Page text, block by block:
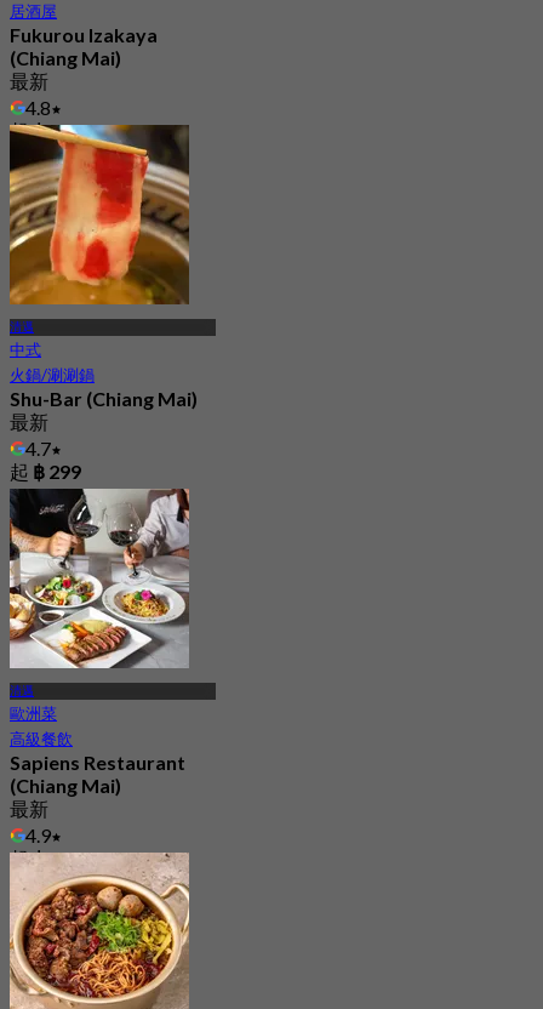
居酒屋
Fukurou Izakaya
(Chiang Mai)
最新
4.8
起฿ 250
清邁
中式
火鍋/涮涮鍋
Shu-Bar (Chiang Mai)
最新
4.7
起 ฿ 299
清邁
歐洲菜
高級餐飲
Sapiens Restaurant
(Chiang Mai)
最新
4.9
起฿ 395